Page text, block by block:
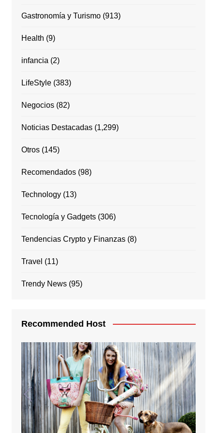
Gastronomía y Turismo(913)
Health (9)
infancia (2)
LifeStyle(383)
Negocios(82)
Noticias Destacadas(1,299)
Otros(145)
Recomendados(98)
Technology(13)
Tecnología y Gadgets(306)
Tendencias Crypto y Finanzas(8)
Travel (11)
Trendy News(95)
Recommended Host